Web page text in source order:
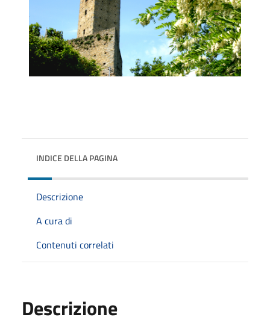
INDICE DELLA PAGINA
Descrizione
A cura di
Contenuti correlati
Descrizione